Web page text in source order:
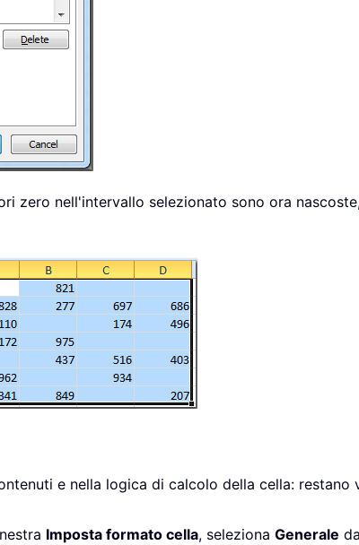
zero nell'intervallo selezionato sono ora
e nella logica di calcolo della cella:
Imposta formato cella, seleziona Generale